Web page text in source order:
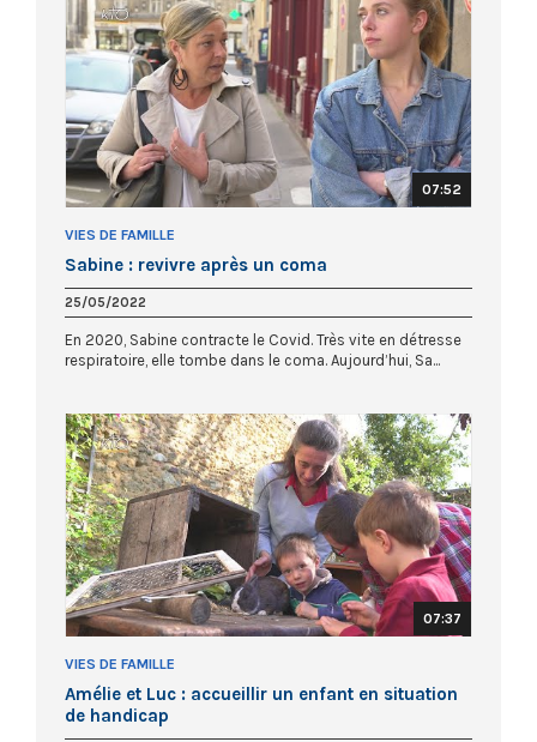
07:52
VIES DE FAMILLE
Sabine : revivre après un coma
25/05/2022
En 2020, Sabine contracte le Covid. Très vite en détresse
respiratoire, elle tombe dans le coma. Aujourd’hui, Sa...
07:37
VIES DE FAMILLE
Amélie et Luc : accueillir un enfant en situation
de handicap